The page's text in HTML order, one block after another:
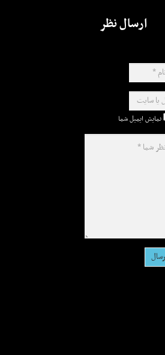
ارسال نظر
نمایش ایمیل شما